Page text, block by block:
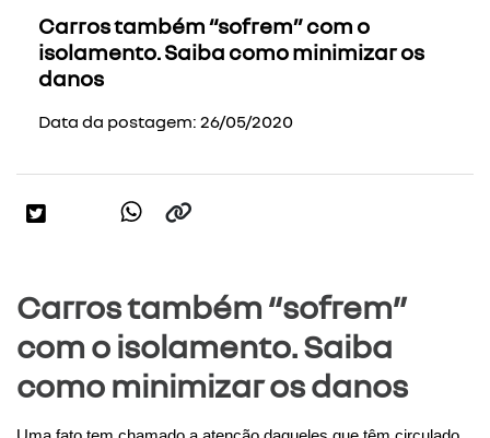
Carros também “sofrem” com o
isolamento. Saiba como minimizar os
danos
Data da postagem: 26/05/2020
Carros também “sofrem”
com o isolamento. Saiba
como minimizar os danos